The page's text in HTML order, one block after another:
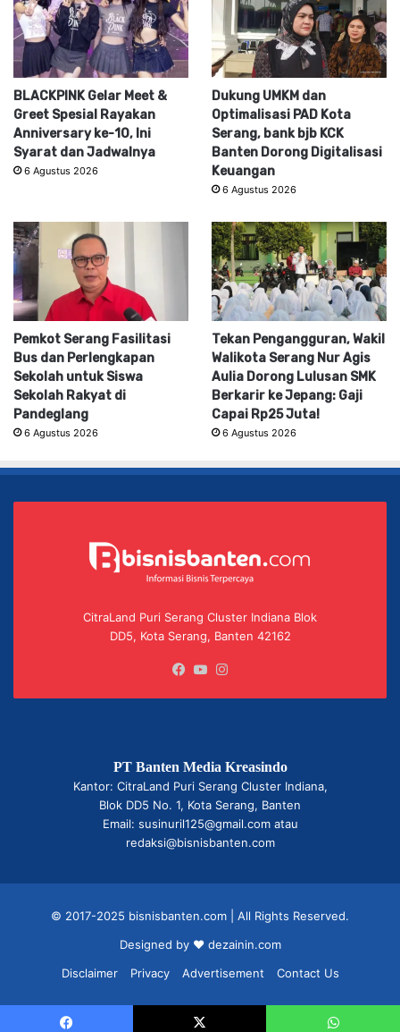
BLACKPINK Gelar Meet &
Greet Spesial Rayakan
Anniversary ke-10, Ini
Syarat dan Jadwalnya
6 Agustus 2026
Dukung UMKM dan
Optimalisasi PAD Kota
Serang, bank bjb KCK
Banten Dorong Digitalisasi
Keuangan
6 Agustus 2026
Pemkot Serang Fasilitasi
Bus dan Perlengkapan
Sekolah untuk Siswa
Sekolah Rakyat di
Pandeglang
6 Agustus 2026
Tekan Pengangguran, Wakil
Walikota Serang Nur Agis
Aulia Dorong Lulusan SMK
Berkarir ke Jepang: Gaji
Capai Rp25 Juta!
6 Agustus 2026
CitraLand Puri Serang Cluster Indiana Blok
DD5, Kota Serang, Banten 42162
Facebook
YouTube
PT Banten Media Kreasindo
Kantor: CitraLand Puri Serang Cluster Indiana,
Blok DD5 No. 1, Kota Serang, Banten
Email: susinuril125@gmail.com atau
redaksi@bisnisbanten.com
© 2017-2025 bisnisbanten.com | All Rights Reserved.
Designed by ❤ dezainin.com
Disclaimer
Privacy Advertisement Contact Us